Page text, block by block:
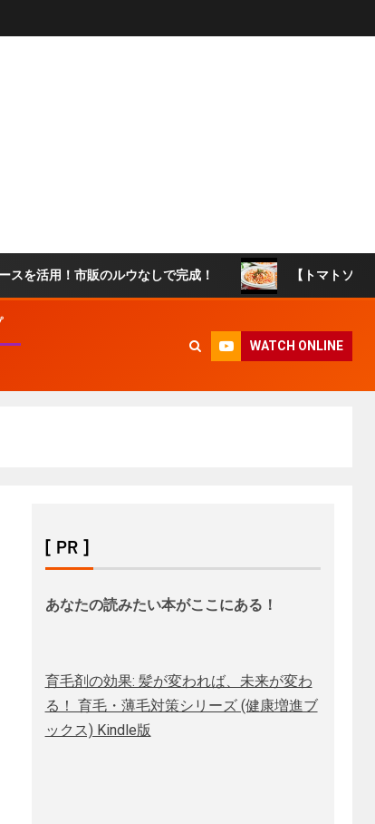
！市販のルウなしで完成！ 【トマトソースリゾ
WATCH ONLINE
[ PR ]
あなたの読みたい本がここにある！
育毛剤の効果: 髪が変われば、未来が変わ
る！ 育毛・薄毛対策シリーズ (健康増進ブ
ックス) Kindle版